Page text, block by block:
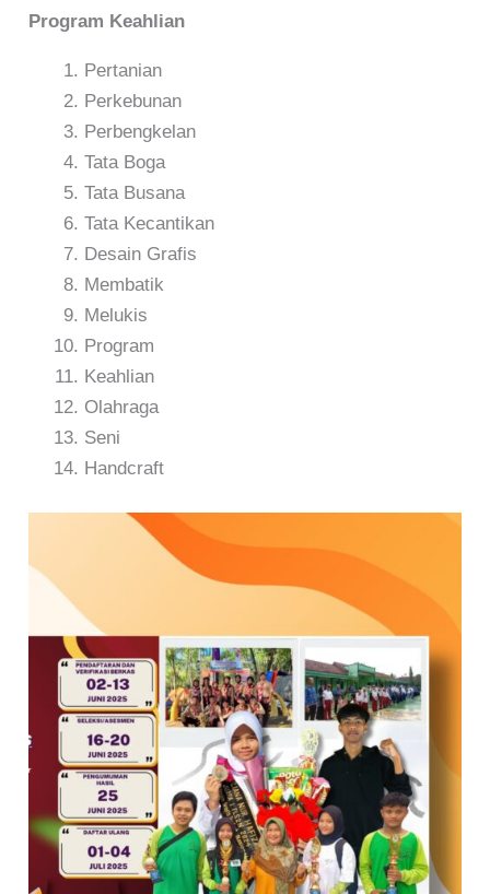
Program Keahlian
Pertanian
Perkebunan
Perbengkelan
Tata Boga
Tata Busana
Tata Kecantikan
Desain Grafis
Membatik
Melukis
Program
Keahlian
Olahraga
Seni
Handcraft